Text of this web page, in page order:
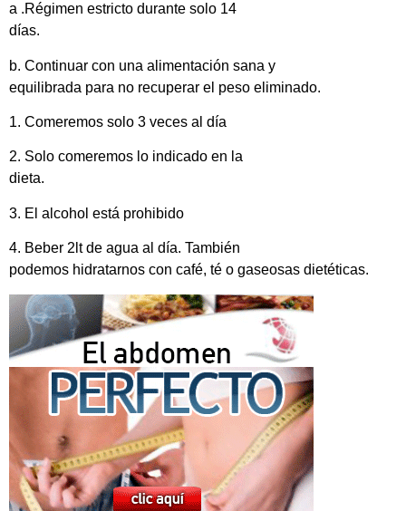
a .Régimen estricto durante solo 14
días.
b. Continuar con una alimentación sana y
equilibrada para no recuperar el peso eliminado.
1. Comeremos solo 3 veces al día
2. Solo comeremos lo indicado en la
dieta.
3. El alcohol está prohibido
4. Beber 2lt de agua al día. También
podemos hidratarnos con café, té o gaseosas dietéticas.